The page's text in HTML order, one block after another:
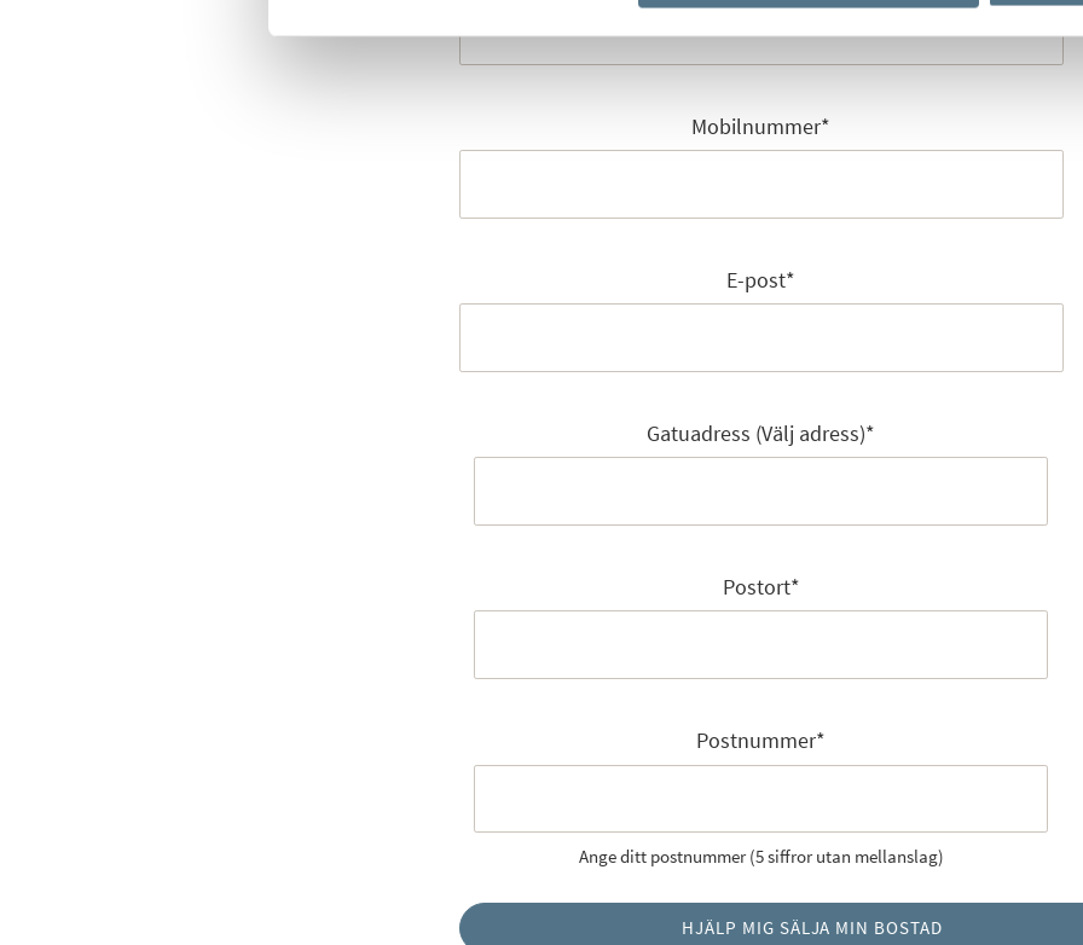
Mobilnummer*
E-post*
Gatuadress (Välj adress)*
Postort*
Postnummer*
Ange ditt postnummer (5 siffror utan mellanslag)